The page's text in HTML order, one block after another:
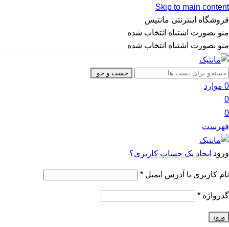
Skip to main content
فروشگاه اینترنتی مانتیس
منو بصورت اشتباه انتخاب شده
منو بصورت اشتباه انتخاب شده
جست و جو
0 موارد
0
0
فهرست
ورود ایجاد یک حساب کاربری؟
نام کاربری یا آدرس ایمیل *
گذرواژه *
ورود